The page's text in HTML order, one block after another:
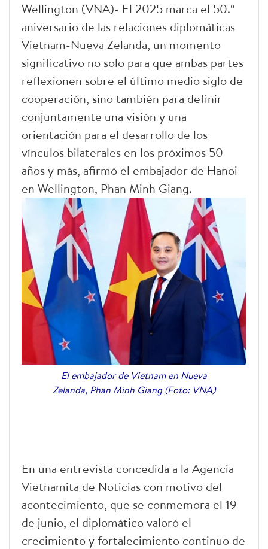
Wellington (VNA)- El 2025 marca el 50.º
aniversario de las relaciones diplomáticas
Vietnam-Nueva Zelanda, un momento
significativo no solo para que ambas partes
reflexionen sobre el último medio siglo de
cooperación, sino también para definir
conjuntamente una visión y una
orientación para el desarrollo de los
vínculos bilaterales en los próximos 50
años y más, afirmó el embajador de Hanoi
en Wellington, Phan Minh Giang.
El embajador de Vietnam en Nueva
Zelanda, Phan Minh Giang (Foto: VNA)
En una entrevista concedida a la Agencia
Vietnamita de Noticias con motivo del
acontecimiento, que se conmemora el 19
de junio, el diplomático valoró el
crecimiento y fortalecimiento continuo de